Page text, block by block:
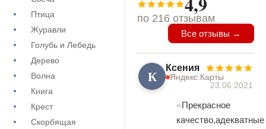
Птица
Журавли
Голубь и Лебедь
Дерево
Волна
Книга
Крест
Скорбящая
по 216 отзывам
Все отзывы →
К Ксения
Яндекс.Карты
23.06.2021
Прекрасное
качество,адекватные